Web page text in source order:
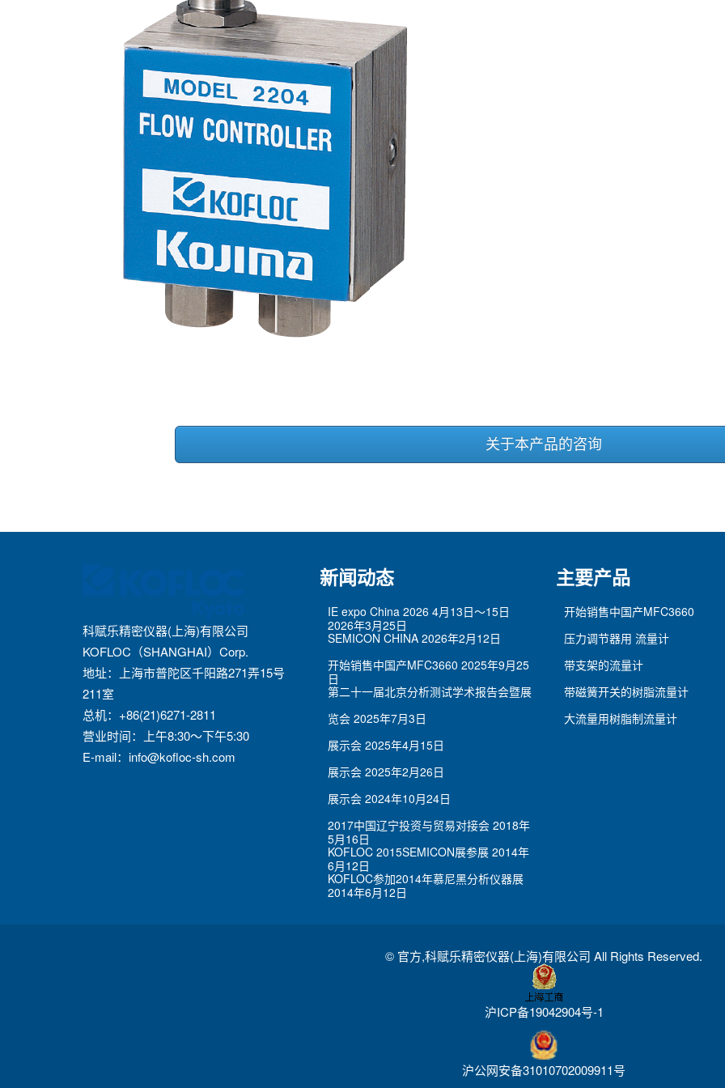
关于本产品的咨询
科赋乐精密仪器(上海)有限公司
KOFLOC（SHANGHAI）Corp.
地址：上海市普陀区千阳路271弄15号
211室
总机：+86(21)6271-2811
营业时间：上午8:30～下午5:30
E-mail： info@kofloc-sh.com
新闻动态
IE expo China 2026 4月13日～15日
2026年3月25日
SEMICON CHINA2026年2月12日
开始销售中国产MFC3660 2025年9月25
日
第二十一届北京分析测试学术报告会暨展
览会2025年7月3日
展示会2025年4月15日
展示会2025年2月26日
展示会2024年10月24日
2017中国辽宁投资与贸易对接会2018年
5月16日
KOFLOC 2015SEMICON展参展2014年
6月12日
KOFLOC参加2014年慕尼黑分析仪器展
2014年6月12日
主要产品
开始销售中国产MFC3660
压力调节器用 流量计
带支架的流量计
带磁簧开关的树脂流量计
大流量用树脂制流量计
© 官方,科赋乐精密仪器(上海)有限公司 All Rights Reserved.
沪ICP备19042904号-1
沪公网安备31010702009911号